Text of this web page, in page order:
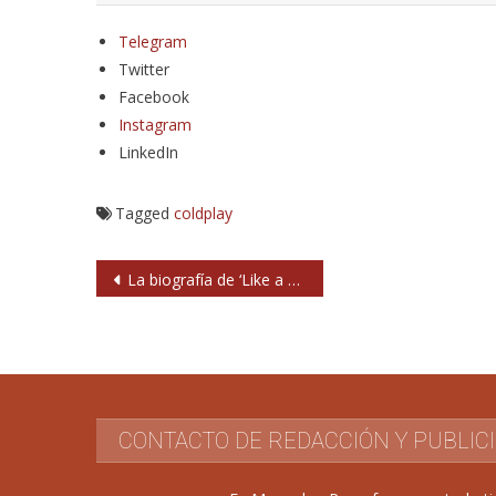
Telegram
Twitter
Facebook
Instagram
LinkedIn
Tagged coldplay
Navegación
La biografía de ‘Like a rolling stone’ de Bob Dylan
CONTACTO DE REDACCIÓN Y